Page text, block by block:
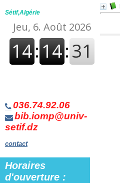
Sétif,Algérie
036.74.92.06
bib.iomp@univ-
setif.dz
contact
Horaires
d'ouverture :